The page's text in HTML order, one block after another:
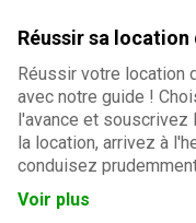
Réussir sa
Réussir votre location
avec notre guide !
l'avance et souscrivez
la location, arrivez à
conduisez
nettoyez la voiture et
conseils pour une
Voir plus